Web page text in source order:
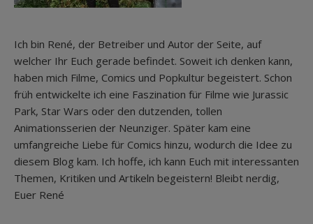
Ich bin René, der Betreiber und Autor der Seite, auf
welcher Ihr Euch gerade befindet. Soweit ich denken kann,
haben mich Filme, Comics und Popkultur begeistert. Schon
früh entwickelte ich eine Faszination für Filme wie Jurassic
Park, Star Wars oder den dutzenden, tollen
Animationsserien der Neunziger. Später kam eine
umfangreiche Liebe für Comics hinzu, wodurch die Idee zu
diesem Blog kam. Ich hoffe, ich kann Euch mit interessanten
Themen, Kritiken und Artikeln begeistern! Bleibt nerdig,
Euer René